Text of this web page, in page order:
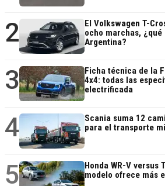
2
El Volkswagen T-
ocho marchas,
Argentina?
3
Ficha técnica de la
4x4: todas las
electrificada
4
Scania suma 12
para el transporte
5
Honda WR-V versus
modelo ofrece más